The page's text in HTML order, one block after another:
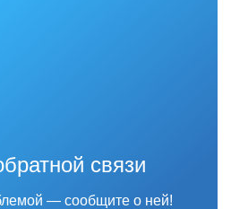
связи
— сообщите о ней!